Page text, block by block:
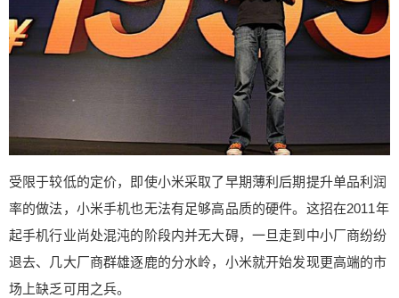
受限于较低的定价，即使小米采取了早期薄利后期提升单品利润
率的做法，小米手机也无法有足够高品质的硬件。这招在2011年
起手机行业尚处混沌的阶段内并无大碍，一旦走到中小厂商纷纷
退去、几大厂商群雄逐鹿的分水岭，小米就开始发现更高端的市
场上缺乏可用之兵。
跨不出脱离原有定价区间的步伐，直接导致定价亲
民的小米手机在一系列连锁反应下时常缺货，消费
者买不到产品不说，也伤害了小米品牌的市场形
象。低定价低成本的风气，甚至还影响到了小米手
机产品定位，在一次次左右摇摆中失去了宝贵的市
场机会。 小米MIX系列就是鲜活的案例，开创全面
屏与全陶瓷机身概念，让人们意识到“原来小米也可
然远超1999元，但依然能被市场和舆论所接受。有
了良好的开局，MIX系列要做的便是把新技术和一
体化道路走下去，在高端市场站稳脚跟。 然而这之
后的小米MIX产品并没有将死磕新技术的高端风格
延续，反而为了把价格降低而推出了机身制造难度